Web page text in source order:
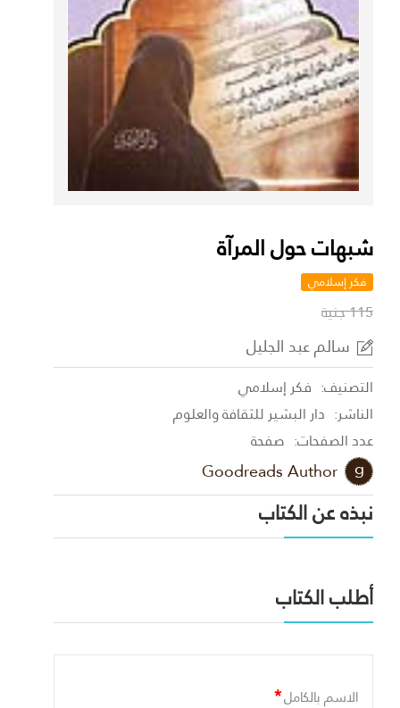
شبهات حول المرآة
فكر إسلامي
115 جنية
سالم عبد الجليل
التصنيف: فكر إسلامي
الناشر: دار البشير للثقافة والعلوم
عدد الصفحات: صفحة
Goodreads Author
نبذه عن الكتاب
أطلب الكتاب
الاسم بالكامل*